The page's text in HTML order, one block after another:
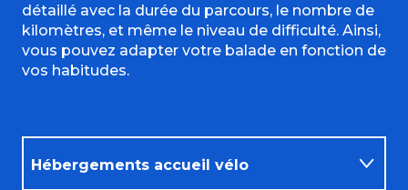
détaillé avec la durée du parcours, le nombre de
kilomètres, et même le niveau de difficulté. Ainsi,
vous pouvez adapter votre balade en fonction de
vos habitudes.
Hébergements accueil vélo